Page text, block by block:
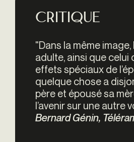
Critique
"Dans la même
adulte, ainsi que
effets spéciaux de
quelque chose a
père et épousé sa
l’avenir sur une autre
Bernard Génin,